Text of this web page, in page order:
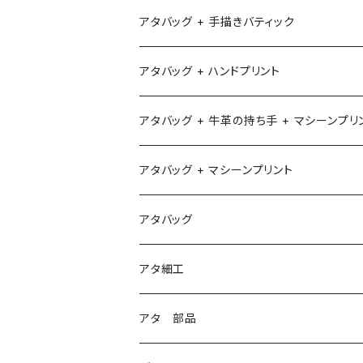
アタバッグ + 手描きバティック
アタバッグ + ハンドプリント
アタバッグ + 牛革の持ち手 + マシーンプリ
アタバッグ + マシーンプリント
1
2
3
アタバッグ
アタ細工
アタ 部品